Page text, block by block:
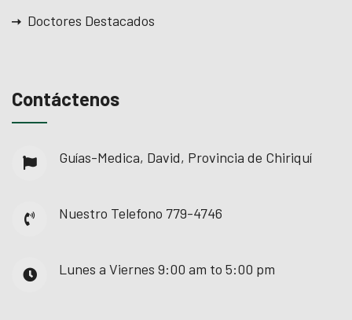
Doctores Destacados
Contáctenos
Guías-Medica, David, Provincia de Chiriquí
Nuestro Telefono 779-4746
Lunes a Viernes 9:00 am to 5:00 pm